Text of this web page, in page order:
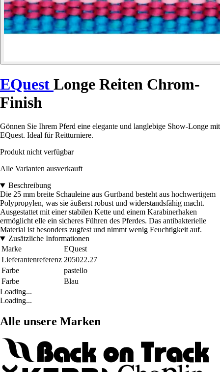
EQuest Longe Reiten Chrom-
Finish
Gönnen Sie Ihrem Pferd eine elegante und langlebige Show-Longe mit
EQuest. Ideal für Reitturniere.
Produkt nicht verfügbar
Alle Varianten ausverkauft
Beschreibung
Die 25 mm breite Schauleine aus Gurtband besteht aus hochwertigem
Polypropylen, was sie äußerst robust und widerstandsfähig macht.
Ausgestattet mit einer stabilen Kette und einem Karabinerhaken
ermöglicht elle ein sicheres Führen des Pferdes. Das antibakterielle
Material ist besonders zugfest und nimmt wenig Feuchtigkeit auf.
Zusätzliche Informationen
Marke
EQuest
Lieferantenreferenz 205022.27
Farbe
pastello
Farbe
Blau
Loading...
Loading...
Alle unsere Marken